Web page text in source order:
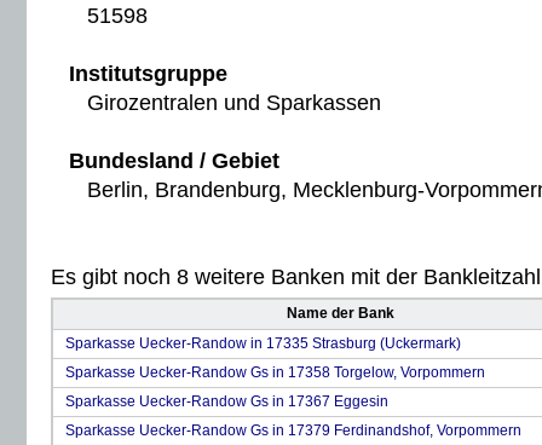
51598
Institutsgruppe
Girozentralen und Sparkassen
Bundesland / Gebiet
Berlin, Brandenburg, Mecklenburg-
Es gibt noch 8 weitere Banken mit der
Name der Bank
Sparkasse Uecker-Randow in 17335 Strasburg (Uckermark)
Sparkasse Uecker-Randow Gs in 17358 Torgelow, Vorpommern
Sparkasse Uecker-Randow Gs in 17367 Eggesin
Sparkasse Uecker-Randow Gs in 17379 Ferdinandshof, Vorpommern